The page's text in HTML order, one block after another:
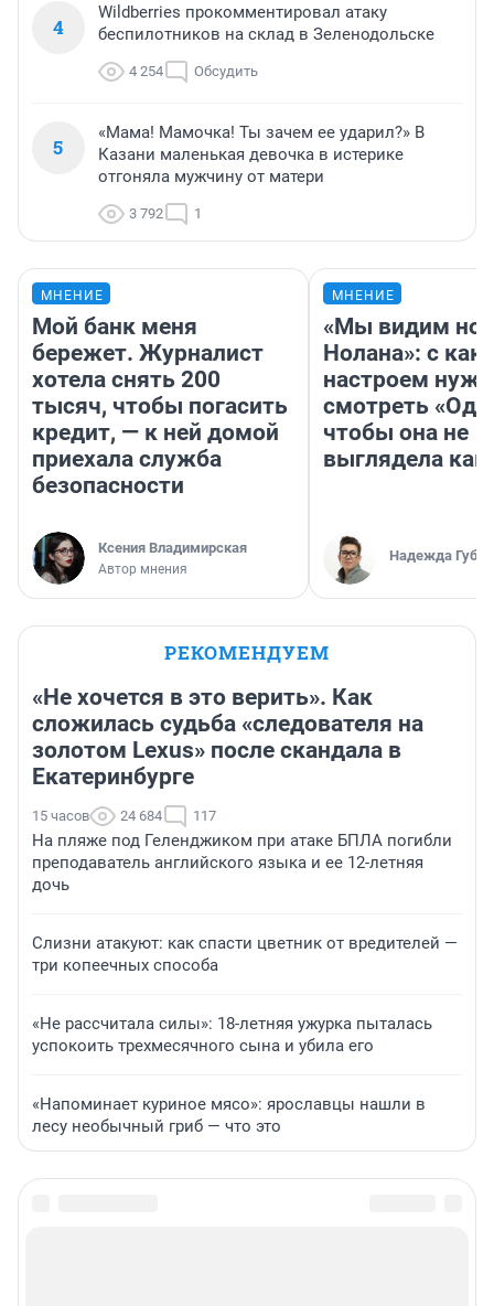
4
Wildberries прокомментировал атаку
беспилотников на склад в Зеленодольске
4 254 Обсудить
5
«Мама! Мамочка! Ты зачем ее ударил?» В
Казани маленькая девочка в истерике
отгоняла мужчину от матери
3 792 1
МНЕНИЕ
Мой банк меня
бережет. Журналист
хотела снять 200
тысяч, чтобы погасить
кредит, — к ней домой
приехала служба
безопасности
Ксения Владимирская
Автор мнения
МНЕНИЕ
«Мы видим
Нолана»: с
настроем
смотреть
чтобы она не
выглядела как
Надежда
РЕКОМЕНДУЕМ
«Не хочется в это верить». Как
сложилась судьба «следователя на
золотом Lexus» после скандала в
Екатеринбурге
15 часов 24 684 117
На пляже под Геленджиком при атаке БПЛА погибли
преподаватель английского языка и ее 12-летняя
дочь
Слизни атакуют: как спасти цветник от вредителей —
три копеечных способа
«Не рассчитала силы»: 18-летняя ужурка пыталась
успокоить трехмесячного сына и убила его
«Напоминает куриное мясо»: ярославцы нашли в
лесу необычный гриб — что это